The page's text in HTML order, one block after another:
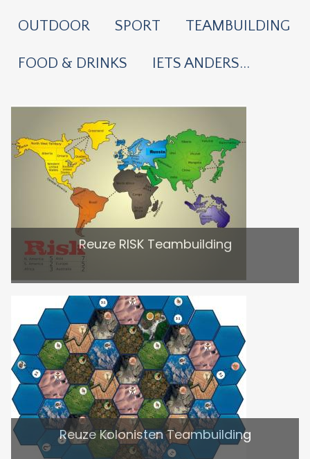
OUTDOOR SPORT TEAMBUILDING
FOOD & DRINKS IETS ANDERS...
Reuze RISK Teambuilding
Reuze Kolonisten Teambuilding